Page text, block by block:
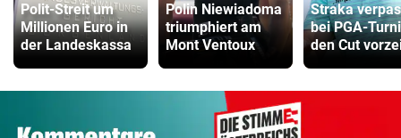
Polit-Streit um
Millionen Euro in
der Landeskassa
Polin Niewiadoma
triumphiert am
Mont Ventoux
Straka
bei PGA-
den Cut